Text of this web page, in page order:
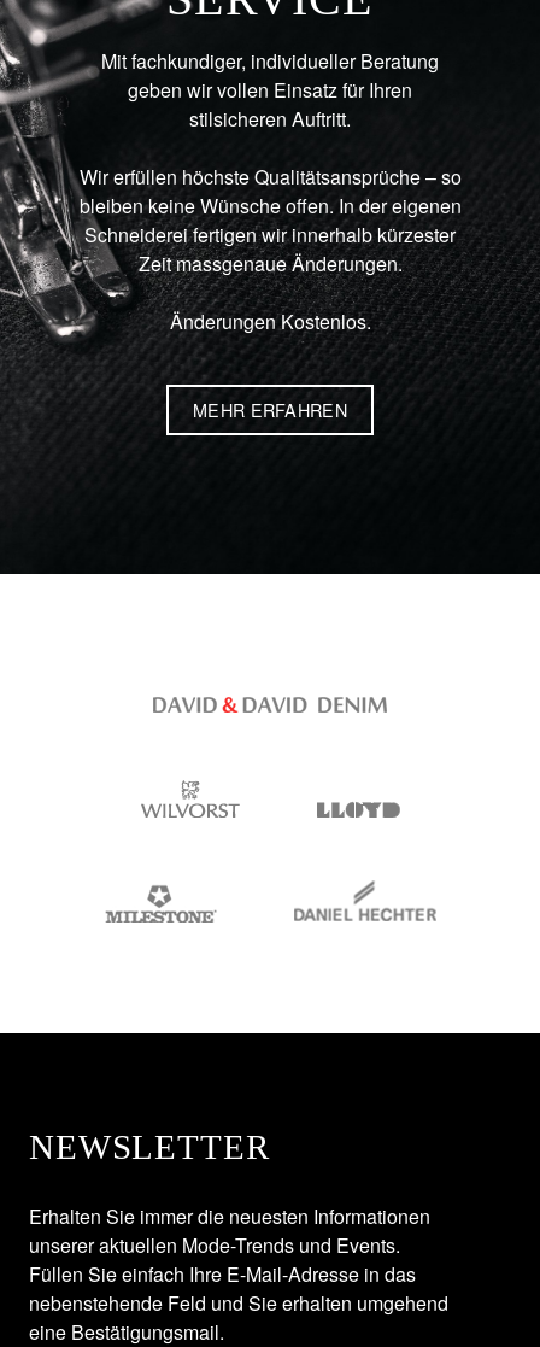
Mit fachkundiger, individueller Beratung
geben wir vollen Einsatz für Ihren
stilsicheren Auftritt.
Wir erfüllen höchste Qualitätsansprüche – so
bleiben keine Wünsche offen. In der eigenen
Schneiderei fertigen wir innerhalb kürzester
Zeit massgenaue Änderungen.
Änderungen Kostenlos.
MEHR ERFAHREN
NEWSLETTER
Erhalten Sie immer die neuesten Informationen
unserer aktuellen Mode-Trends und Events.
Füllen Sie einfach Ihre E-Mail-Adresse in das
nebenstehende Feld und Sie erhalten umgehend
eine Bestätigungsmail.